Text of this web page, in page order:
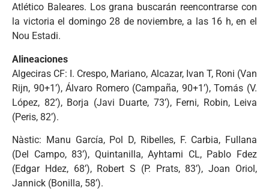
Atlético Baleares. Los grana buscarán reencontrarse con
la victoria el domingo 28 de noviembre, a las 16 h, en el
Nou Estadi.
Alineaciones
Algeciras CF: I. Crespo, Mariano, Alcazar, Ivan T, Roni (Van
Rijn, 90+1’), Álvaro Romero (Campaña, 90+1’), Tomás (V.
López, 82’), Borja (Javi Duarte, 73’), Ferni, Robin, Leiva
(Peris, 82’).
Nàstic: Manu García, Pol D, Ribelles, F. Carbia, Fullana
(Del Campo, 83’), Quintanilla, Ayhtami CL, Pablo Fdez
(Edgar Hdez, 68’), Robert S (P. Prats, 83’), Joan Oriol,
Jannick (Bonilla, 58’).